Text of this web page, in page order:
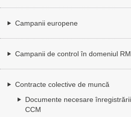
Campanii europene
Campanii de control în domeniul RM
Contracte colective de muncă
Documente necesare
CCM